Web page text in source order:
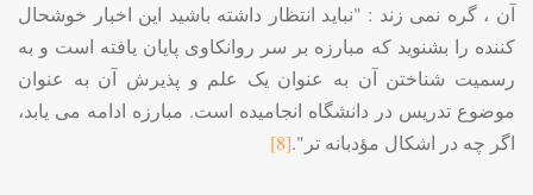
آن ، گره نمی زند : "نباید انتظار داشته باشید این اخبار خوشحال
کننده را بشنوید که مبارزه بر سر روانکاوی پایان یافته است و به
رسمیت شناختن آن به عنوان یک علم و پذیرش آن به عنوان
موضوع تدریس در دانشگاه انجامیده است. مبارزه ادامه می یابد،
اگر چه در اشکال مؤدبانه تر".[8]